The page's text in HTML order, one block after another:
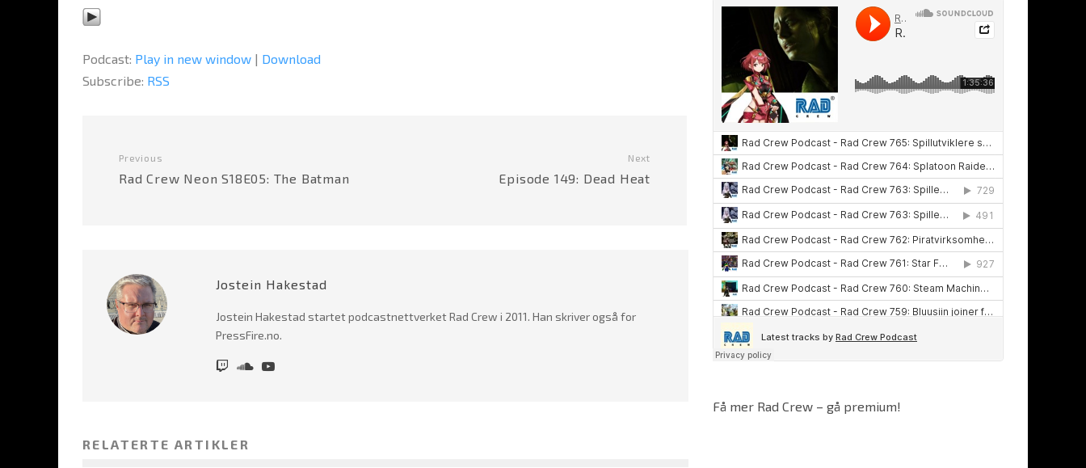
Podcast: Play in new window | Download
Subscribe: RSS
Previous
Rad Crew Neon S18E05: The Batman
Next
Episode 149: Dead Heat
Jostein Hakestad
Jostein Hakestad startet podcastnettverket Rad Crew i 2011. Han skriver også for
PressFire.no.
RELATERTE ARTIKLER
Få mer Rad Crew – gå premium!